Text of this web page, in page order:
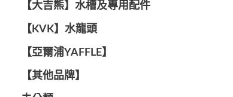
【大吉熊】水槽及專用配件
️【KVK】水龍頭️
【亞爾浦YAFFLE】
️【其他品牌】️